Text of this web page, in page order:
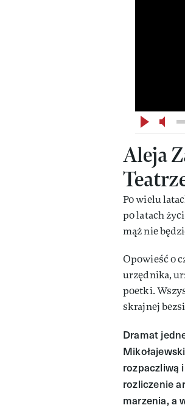
Aleja
Po wielu
po latach
mąż nie
Opowieść o
urzędnika,
poetki.
skrajnej
Dramat
rozpaczliwą
rozliczenie
marzenia, a